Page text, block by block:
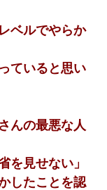
ベルでやらか
ていると思い
んの最悪な人
を見せない」
したことを認